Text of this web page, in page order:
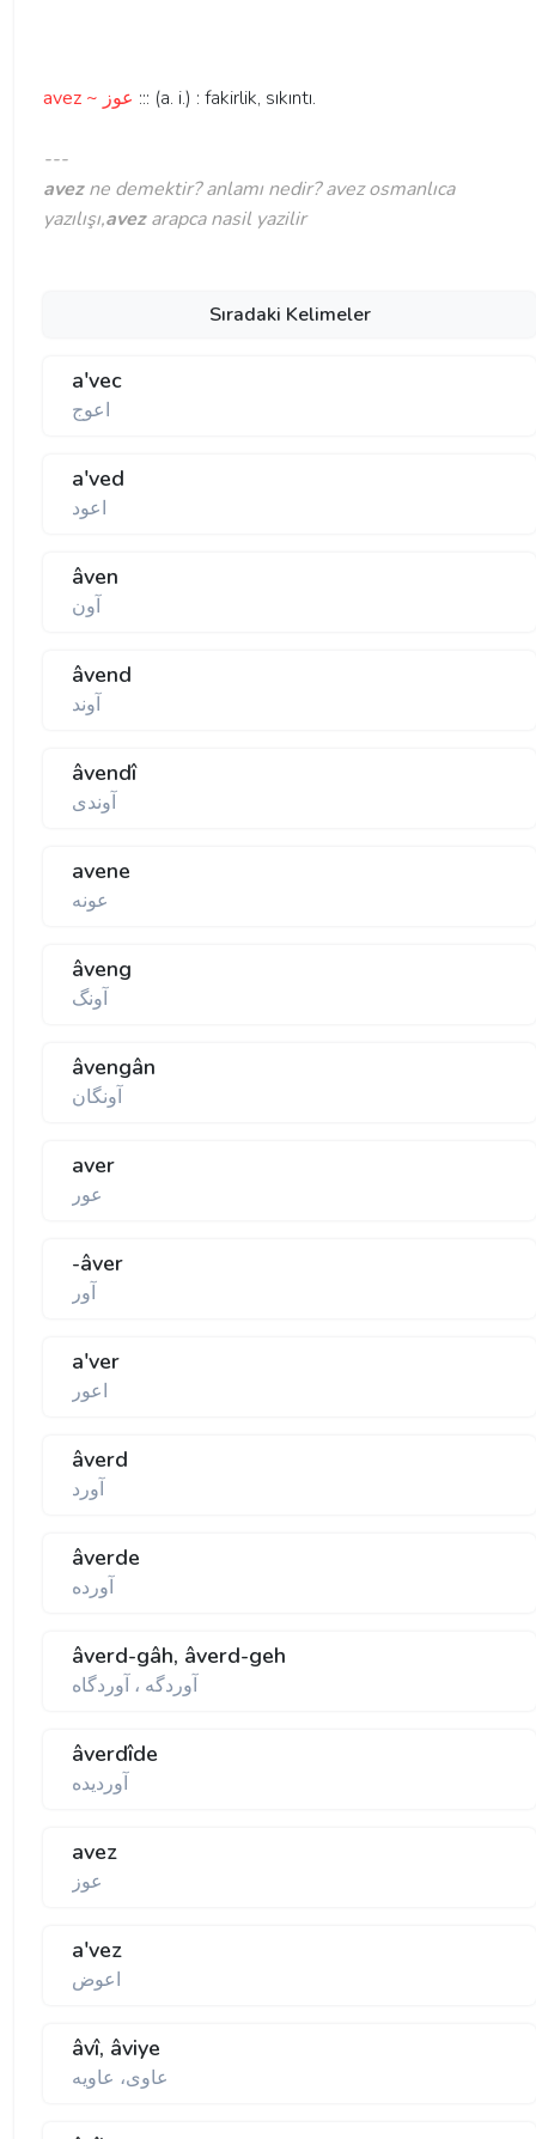
avez ~ عوز ::: (a. i.) : fakirlik, sıkıntı.
---
avezne demektir? anlamı nedir? avez osmanlıca
yazılışı,avezarapca nasil yazilir
Sıradaki Kelimeler
a'vec
اعوج
a'ved
اعود
âven
آون
âvend
آوند
âvendî
آوندى
avene
عونه
âveng
آونگ
âvengân
آونگان
aver
عور
-âver
آور
a'ver
اعور
âverd
آورد
âverde
آورده
âverd-gâh, âverd-geh
آوردگه ، آوردگاه
âverdîde
آورديده
avez
عوز
a'vez
اعوض
âvî, âviye
عاوى، عاويه